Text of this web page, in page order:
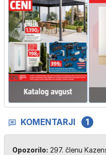
KOMENTARJI 1
Opozorilo: 297. členu